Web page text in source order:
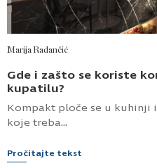
Grass okovi – tajna
kuhinje
Kada biramo novu kuhinju,